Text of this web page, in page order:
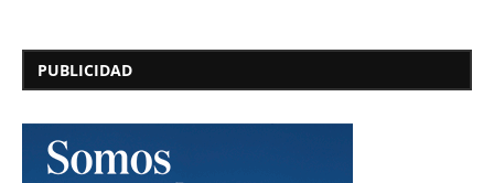
PUBLICIDAD